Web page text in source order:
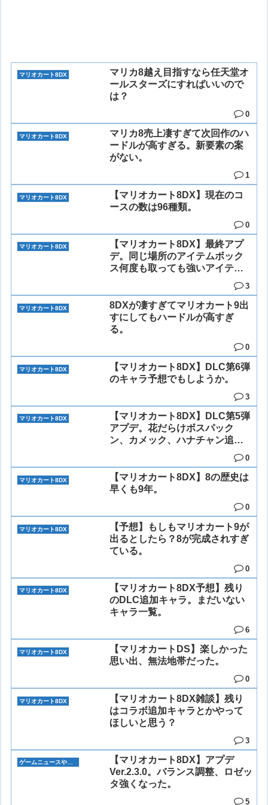
マリオカート8DX
マリカ8越え目指すなら任天堂オ
ールスターズにすればいいので
は？
0
マリオカート8DX
マリカ8売上凄すぎて次回作のハ
ードルが高すぎる。新要素の案
がない。
1
マリオカート8DX
【マリオカート8DX】現在のコ
ースの数は96種類。
0
マリオカート8DX
【マリオカート8DX】最終アプ
デ。同じ場所のアイテムボック
ス何度も取っても強いアイテム
3
マリオカート8DX
8DXが凄すぎてマリオカート9出
すにしてもハードルが高すぎ
る。
0
マリオカート8DX
【マリオカート8DX】DLC第6弾
のキャラ予想でもしようか。
3
マリオカート8DX
【マリオカート8DX】DLC第5弾
アプデ。花だらけボスパック
ン、カメック、ハナチャン追
0
マリオカート8DX
【マリオカート8DX】8の歴史は
早くも9年。
0
マリオカート8DX
【予想】もしもマリオカート9が
出るとしたら？8が完成されすぎ
ている。
0
マリオカート8DX
【マリオカート8DX予想】残り
のDLC追加キャラ。まだいない
キャラ一覧。
6
マリオカート8DX
【マリオカートDS】楽しかった
思い出、無法地帯だった。
0
マリオカート8DX
【マリオカート8DX雑談】残り
はコラボ追加キャラとかやって
ほしいと思う？
3
ゲームニュースや雑談
【マリオカート8DX】アプデ
Ver.2.3.0。バランス調整、ロゼッ
タ強くなった。
5